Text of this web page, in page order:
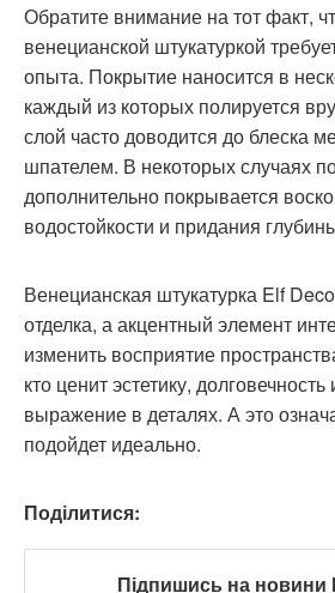
Обратите внимание на тот факт,
венецианской штукатуркой
опыта. Покрытие наносится в
каждый из которых полируется
слой часто доводится до блеска
шпателем. В некоторых случаях
дополнительно покрывается
водостойкости и придания
Венецианская штукатурка Elf
отделка, а акцентный элемент
изменить восприятие
кто ценит эстетику,
выражение в деталях. А это
подойдет идеально.
Поділитися:
Підпишись на новини